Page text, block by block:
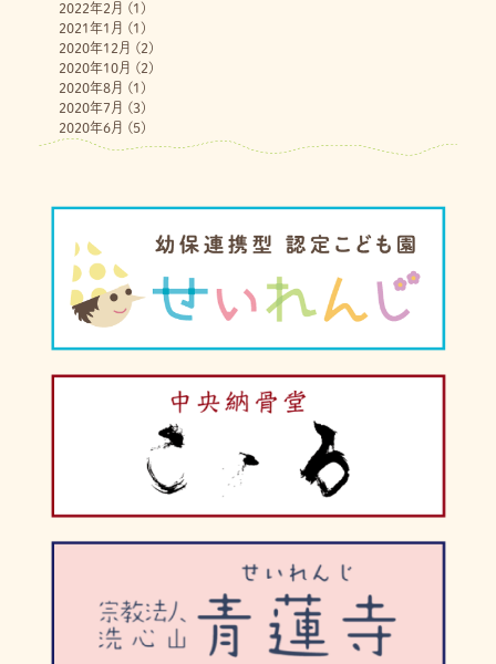
2022年2月 (1)
2021年1月 (1)
2020年12月 (2)
2020年10月 (2)
2020年8月 (1)
2020年7月 (3)
2020年6月 (5)